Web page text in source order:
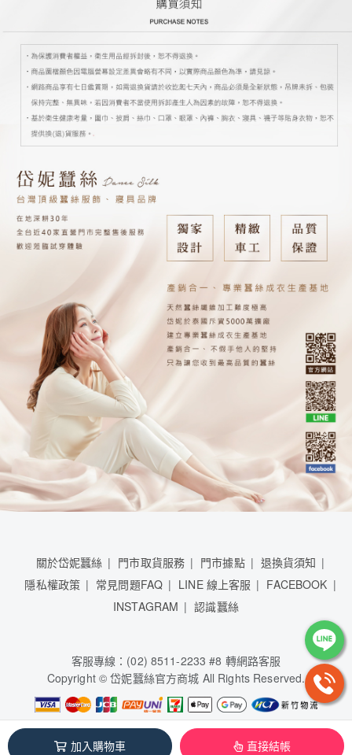
加入購物車 直接結帳
關於岱妮蠶絲 門市取貨服務 門市據點
退換貨須知
隱私權政策
常見問題FAQ LINE 線上客服
FACEBOOK
INSTAGRAM
認識蠶絲
客服專線：(02) 8511-2233 #8 轉網路客服
Copyright © 岱妮蠶絲官方商城 All Rights Reserved.
岱妮蠶絲股份有限公司 / 84950481